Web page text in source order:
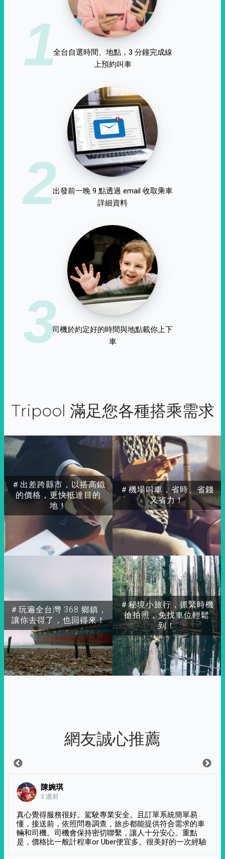
1全台自選時間、地點，3 分鐘完成線
上預約叫車
2出發前一晚 9 點透過 email 收取乘車
詳細資料
3司機於約定好的時間與地點載你上下
車
Tripool 滿足您各種搭乘需求
＃出差跨縣市，以搭高鐵
的價格，更快抵達目的
地！
＃玩遍全台灣 368 鄉鎮，
讓你去得了，也回得來！
＃秘境小旅行，抓緊時機
搶拍照，免找車位輕鬆
到！
＃機場叫車，省時、省錢
又省力！
網友誠心推薦
陳婉琪
3 週前
真心覺得服務很好。駕駛專業安全。且訂單系統簡單易
懂，接送前，依照問卷調查，旅步都能提供符合需求的車
輛和司機。司機會保持密切聯繫，讓人十分安心。重點
是，價格比一般計程車or Uber便宜多。很美好的一次經驗